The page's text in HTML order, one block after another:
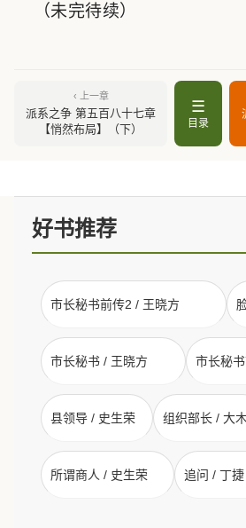
（未完待续）
‹ 上一章
派系之争 第五百八十七章
【悄然布局】（下）
☰
目录
好书推荐
市长秘书前传2 / 王晓方
市长秘书 / 王晓方 市长秘
县领导 / 史生荣 组织部长 / 大木
所谓商人 / 史生荣 追问 / 丁捷